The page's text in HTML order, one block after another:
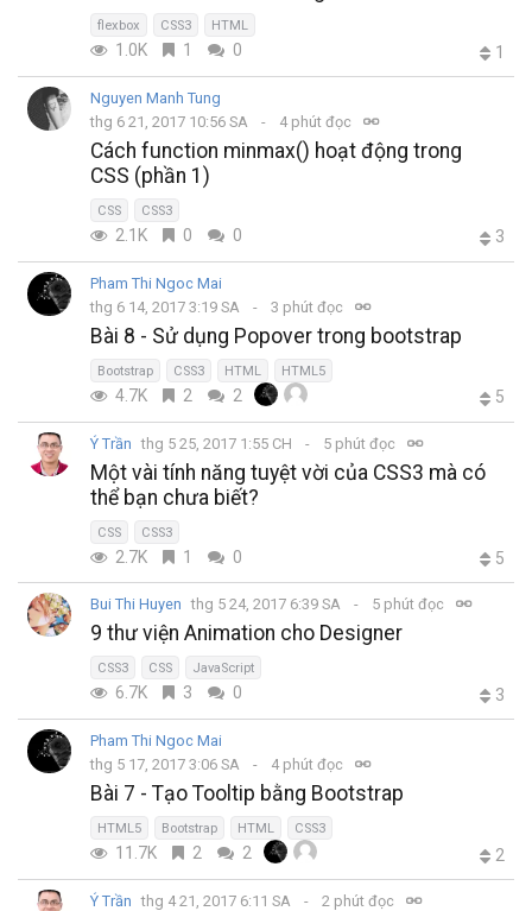
flexbox CSS3 HTML
1.0K 1 0 1
Nguyen Manh Tung
thg 6 21, 2017 10:56 SA
4 phút đọc
Cách function minmax() hoạt động trong
CSS (phần 1)
CSS CSS3
2.1K 0 0 3
Pham Thi Ngoc Mai
thg 6 14, 2017 3:19 SA
3 phút đọc
Bài 8 - Sử dụng Popover trong bootstrap
Bootstrap CSS3 HTML HTML5
4.7K 2 2 5
Ý Trần thg 5 25, 2017 1:55 CH 5 phút đọc
Một vài tính năng tuyệt vời của CSS3 mà có
thể bạn chưa biết?
CSS CSS3
2.7K 1 0 5
Bui Thi Huyen thg 5 24, 2017 6:39 SA 5 phút đọc
9 thư viện Animation cho Designer
CSS3 CSS JavaScript
6.7K 3 0 3
Pham Thi Ngoc Mai
thg 5 17, 2017 3:06 SA
4 phút đọc
Bài 7 - Tạo Tooltip bằng Bootstrap
HTML5 Bootstrap HTML CSS3
11.7K 2 2 2
Ý Trần thg 4 21, 2017 6:11 SA 2 phút đọc